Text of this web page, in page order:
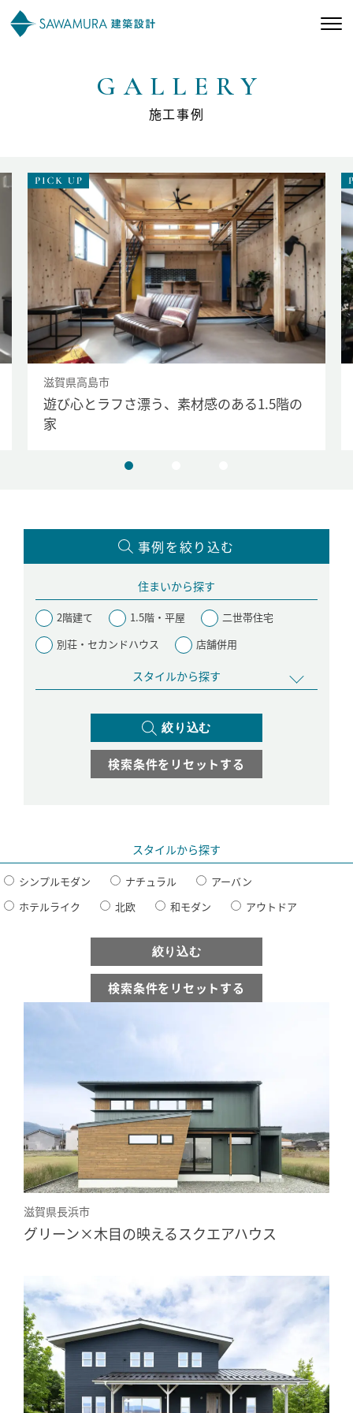
私たちの想い
施工事例
お客様の声
会社案内
オーナー様向け
モデルハウス
SAWAMURAリフォーム
SAWAMURA不動産
GALLERY
施工事例
滋賀県高島市
遊び心とラフさ漂う、素材感のある1.5階の
家
事例を絞り込む
住まいから探す
2階建て 1.5階・平屋
二世帯住宅
別荘・セカンドハウス
店舗併用
スタイルから探す
絞り込む
検索条件をリセットする
スタイルから探す
シンプルモダン ナチュラル
アーバン
ホテルライク
北欧 和モダン アウトドア
絞り込む
検索条件をリセットする
滋賀県長浜市
グリーン×木目の映えるスクエアハウス